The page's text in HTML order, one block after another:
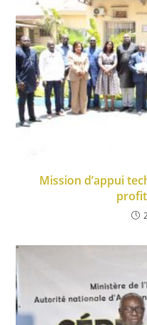
Mission d’appui
profit